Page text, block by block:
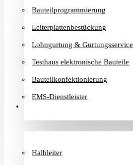
Bauteilprogrammierung
Leiterplattenbestückung
Lohngurtung & Gurtungsservice
Testhaus elektronische Bauteile
Bauteilkonfektionierung
EMS-Dienstleister
Halbleiter